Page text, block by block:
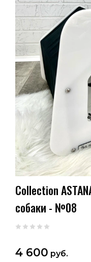
Collection
собаки - №08
4 600 руб.